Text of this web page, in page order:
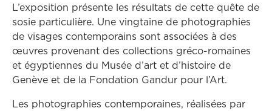
L’exposition présente les résultats de cette quête de
sosie particulière. Une vingtaine de photographies
de visages contemporains sont associées à des
œuvres provenant des collections gréco-romaines
et égyptiennes du Musée d’art et d’histoire de
Genève et de la Fondation Gandur pour l’Art.
Les photographies contemporaines, réalisées par